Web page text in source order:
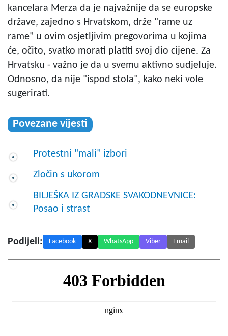
kancelara Merza da je najvažnije da se europske
države, zajedno s Hrvatskom, drže "rame uz
rame" u ovim osjetljivim pregovorima u kojima
će, očito, svatko morati platiti svoj dio cijene. Za
Hrvatsku - važno je da u svemu aktivno sudjeluje.
Odnosno, da nije "ispod stola", kako neki vole
sugerirati.
Povezane vijesti
Protestni "mali" izbori
Zločin s ukorom
BILJEŠKA IZ GRADSKE SVAKODNEVNICE:
Posao i strast
Podijeli: Facebook X WhatsApp Viber Email